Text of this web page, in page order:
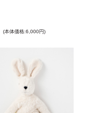
(本体価格:6,000円)